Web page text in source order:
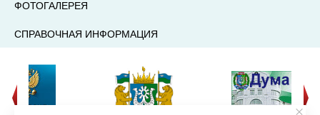
ФОТОГАЛЕРЕЯ
СПРАВОЧНАЯ ИНФОРМАЦИЯ